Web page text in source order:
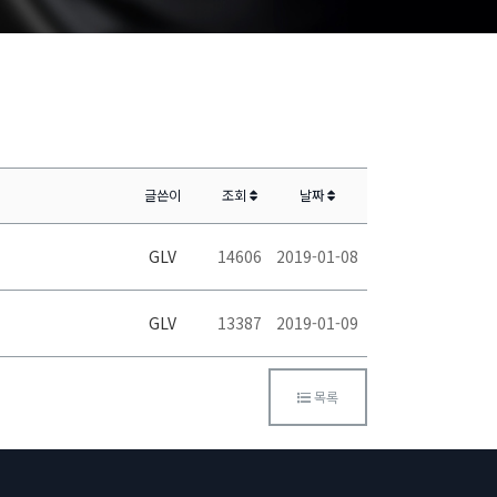
글쓴이 조회 날짜
GLV 14606 2019-01-08
GLV 13387 2019-01-09
목록